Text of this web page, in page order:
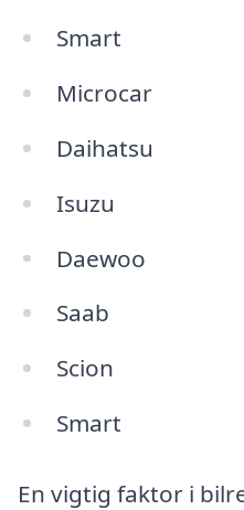
Smart
Microcar
Daihatsu
Isuzu
Daewoo
Saab
Scion
Smart
En vigtig faktor i